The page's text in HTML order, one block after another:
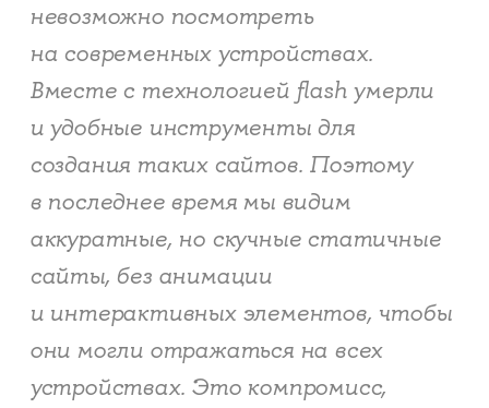
невозможно посмотреть
на современных устройствах.
Вместе с технологией flash умерли
и удобные инструменты для
создания таких сайтов. Поэтому
в последнее время мы видим
аккуратные, но скучные статичные
сайты, без анимации
и интерактивных элементов, чтобы
они могли отражаться на всех
устройствах. Это компромисс,